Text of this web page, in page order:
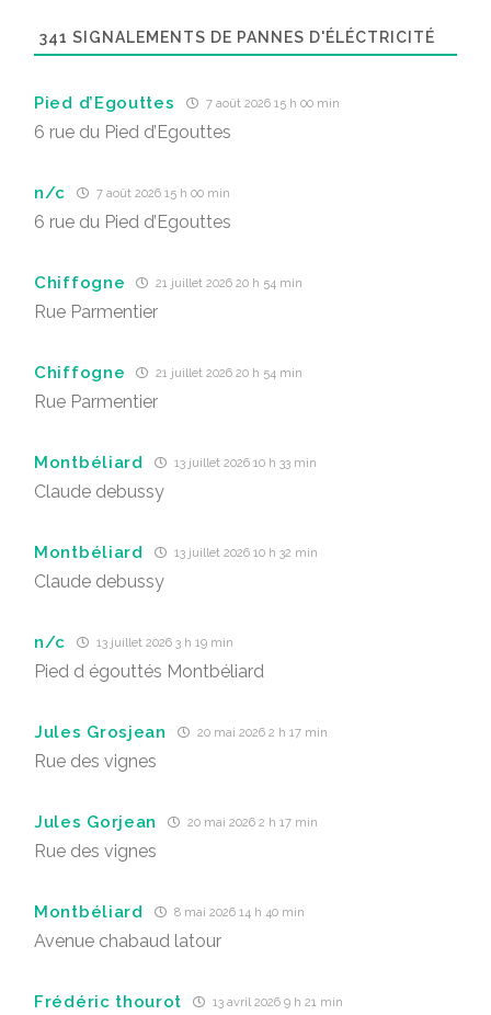
341 SIGNALEMENTS DE PANNES D'ÉLÉCTRICITÉ
Pied d’Egouttes 7 août 2026 15 h 00 min
6 rue du Pied d’Egouttes
n/c 7 août 2026 15 h 00 min
6 rue du Pied d’Egouttes
Chiffogne 21 juillet 2026 20 h 54 min
Rue Parmentier
Chiffogne 21 juillet 2026 20 h 54 min
Rue Parmentier
Montbéliard 13 juillet 2026 10 h 33 min
Claude debussy
Montbéliard 13 juillet 2026 10 h 32 min
Claude debussy
n/c 13 juillet 2026 3 h 19 min
Pied d égouttés Montbéliard
Jules Grosjean 20 mai 2026 2 h 17 min
Rue des vignes
Jules Gorjean 20 mai 2026 2 h 17 min
Rue des vignes
Montbéliard 8 mai 2026 14 h 40 min
Avenue chabaud latour
Frédéric thourot 13 avril 2026 9 h 21 min